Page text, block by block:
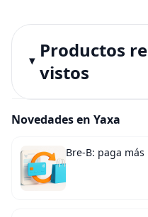
Productos
vistos
Novedades en Yaxa
Bre-B: paga